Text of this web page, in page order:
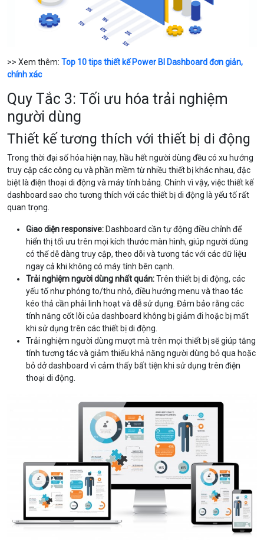
>> Xem thêm: Top 10 tips thiết kế Power BI Dashboard đơn giản,
chính xác
Quy Tắc 3: Tối ưu hóa trải nghiệm
người dùng
Thiết kế tương thích với thiết bị di động
Trong thời đại số hóa hiện nay, hầu hết người dùng đều có xu hướng
truy cập các công cụ và phần mềm từ nhiều thiết bị khác nhau, đặc
biệt là điện thoại di động và máy tính bảng. Chính vì vậy, việc thiết kế
dashboard sao cho tương thích với các thiết bị di động là yếu tố rất
quan trọng.
Giao diện responsive: Dashboard cần tự động điều chỉnh để
hiển thị tối ưu trên mọi kích thước màn hình, giúp người dùng
có thể dễ dàng truy cập, theo dõi và tương tác với các dữ liệu
ngay cả khi không có máy tính bên cạnh.
Trải nghiệm người dùng nhất quán:Trên thiết bị di động, các
yếu tố như phóng to/thu nhỏ, điều hướng menu và thao tác
kéo thả cần phải linh hoạt và dễ sử dụng. Đảm bảo rằng các
tính năng cốt lõi của dashboard không bị giảm đi hoặc bị mất
khi sử dụng trên các thiết bị di động.
Trải nghiệm người dùng mượt mà trên mọi thiết bị sẽ giúp tăng
tính tương tác và giảm thiểu khả năng người dùng bỏ qua hoặc
bỏ dở dashboard vì cảm thấy bất tiện khi sử dụng trên điện
thoại di động.